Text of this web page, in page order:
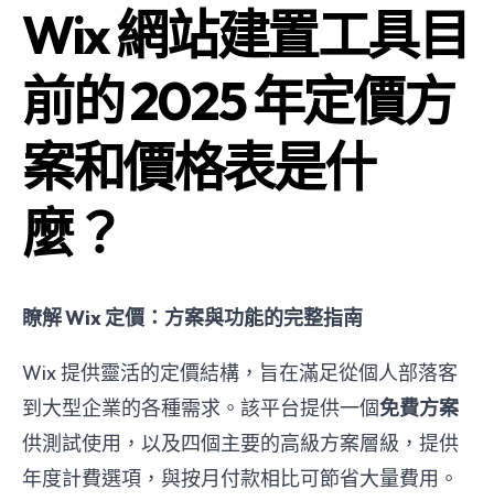
Wix 網站建置工具目
前的 2025 年定價方
案和價格表是什
麼？
瞭解 Wix 定價：方案與功能的完整指南
Wix 提供靈活的定價結構，旨在滿足從個人部落客
到大型企業的各種需求。該平台提供一個免費方案
供測試使用，以及四個主要的高級方案層級，提供
年度計費選項，與按月付款相比可節省大量費用。